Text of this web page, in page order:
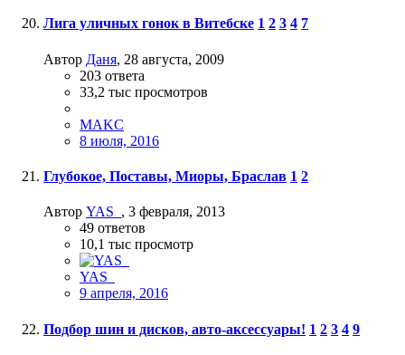
Лига уличных гонок в Витебске 1 2 3 4 7
Автор Даня, 28 августа, 2009
203 ответа
33,2 тыс просмотров
MAKC
8 июля, 2016
Глубокое, Поставы, Миоры, Браслав 1 2
Автор YAS_ , 3 февраля, 2013
49 ответов
10,1 тыс просмотр
YAS_
9 апреля, 2016
Подбор шин и дисков, авто-аксессуары! 1 2 3 4 9